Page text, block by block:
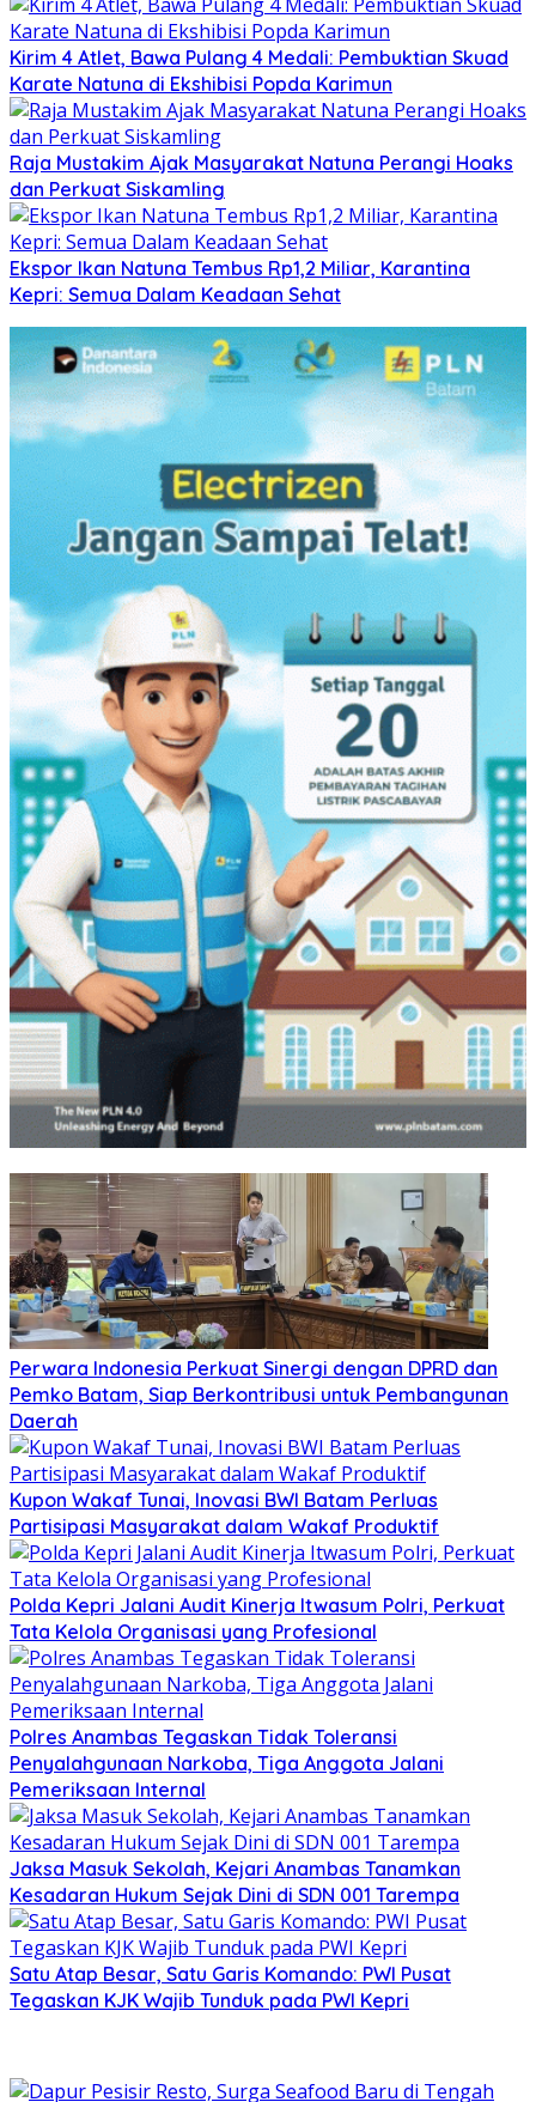
Kirim 4 Atlet, Bawa Pulang 4 Medali: Pembuktian Skuad
Karate Natuna di Ekshibisi Popda Karimun
Raja Mustakim Ajak Masyarakat Natuna Perangi Hoaks
dan Perkuat Siskamling
Ekspor Ikan Natuna Tembus Rp1,2 Miliar, Karantina
Kepri: Semua Dalam Keadaan Sehat
Perwara Indonesia Perkuat Sinergi dengan DPRD dan
Pemko Batam, Siap Berkontribusi untuk Pembangunan
Daerah
Kupon Wakaf Tunai, Inovasi BWI Batam Perluas
Partisipasi Masyarakat dalam Wakaf Produktif
Polda Kepri Jalani Audit Kinerja Itwasum Polri, Perkuat
Tata Kelola Organisasi yang Profesional
Polres Anambas Tegaskan Tidak Toleransi
Penyalahgunaan Narkoba, Tiga Anggota Jalani
Pemeriksaan Internal
Jaksa Masuk Sekolah, Kejari Anambas Tanamkan
Kesadaran Hukum Sejak Dini di SDN 001 Tarempa
Satu Atap Besar, Satu Garis Komando: PWI Pusat
Tegaskan KJK Wajib Tunduk pada PWI Kepri